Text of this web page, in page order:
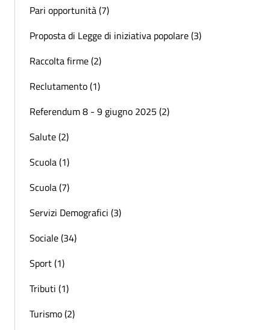
Pari opportunità (7)
Proposta di Legge di iniziativa popolare (3)
Raccolta firme (2)
Reclutamento (1)
Referendum 8 - 9 giugno 2025 (2)
Salute (2)
Scuola (1)
Scuola (7)
Servizi Demografici (3)
Sociale (34)
Sport (1)
Tributi (1)
Turismo (2)